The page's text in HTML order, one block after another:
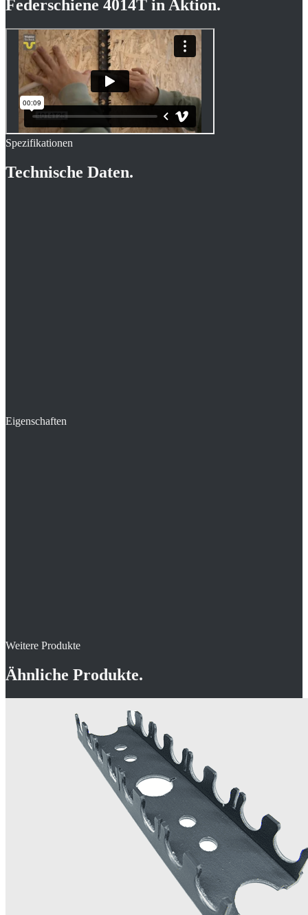
Federschiene 4014T in Aktion.
Spezifikationen
Technische Daten.
Eigenschaften
Weitere Produkte
Ähnliche Produkte.